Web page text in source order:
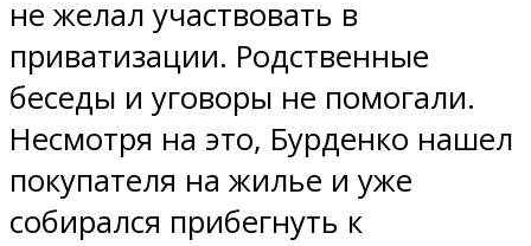
не желал участвовать в
приватизации. Родственные
беседы и уговоры не помогали.
Несмотря на это, Бурденко нашел
покупателя на жилье и уже
собирался прибегнуть к